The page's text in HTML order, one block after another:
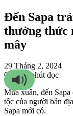
Đến Sapa
thưởng thức
mây
29 Tháng 2, 2024
0 1463 phút đọc
Mùa xuân, đến
tộc của người bản
Sapa mới có.